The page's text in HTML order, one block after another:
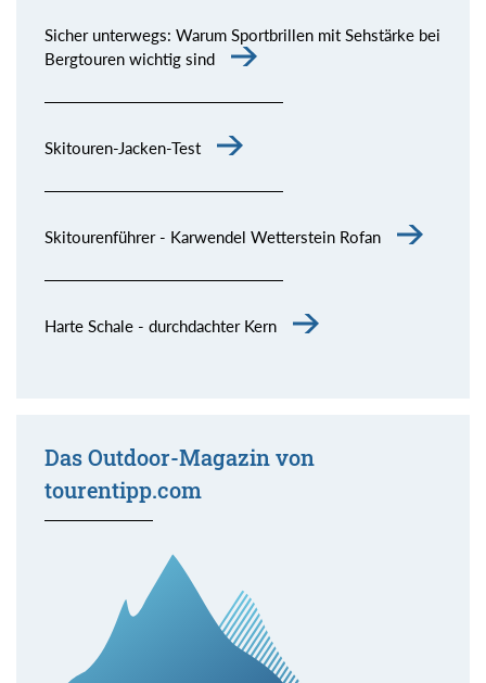
Sicher unterwegs: Warum Sportbrillen mit Sehstärke bei
Bergtouren wichtig sind
Skitouren-Jacken-Test
Skitourenführer - Karwendel Wetterstein Rofan
Harte Schale - durchdachter Kern
Das Outdoor-Magazin von
tourentipp.com